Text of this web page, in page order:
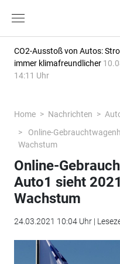
CO2-Ausstoß von Autos:
immer klimafreundlicher
14:11 Uhr
Home Nachrichten
Online-
Wachstum
Online-
Auto1 sieht
Wachstum
24.03.2021 10:04 Uhr |